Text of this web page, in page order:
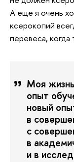
А еще я очень
ксерокопий
перевеса, когда
Моя
опыт
новый
в
с
в
и в